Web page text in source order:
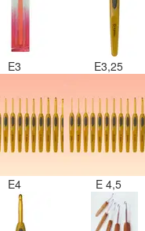
E3 E3,25
E4 E 4,5